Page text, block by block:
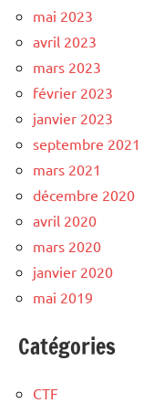
mai 2023
avril 2023
mars 2023
février 2023
janvier 2023
septembre 2021
mars 2021
décembre 2020
avril 2020
mars 2020
janvier 2020
mai 2019
Catégories
CTF